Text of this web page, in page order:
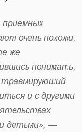
приемных
очень похожи,
же
понимать,
травмирующий
и с другими
детьми», —